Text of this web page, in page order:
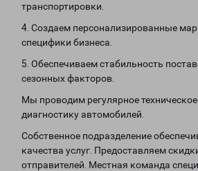
транспортировки.
4. Создаем персонализированные
специфики бизнеса.
5. Обеспечиваем стабильность
сезонных факторов.
Мы проводим регулярное
диагностику автомобилей.
Собственное подразделение
качества услуг. Предоставляем
отправителей. Местная команда